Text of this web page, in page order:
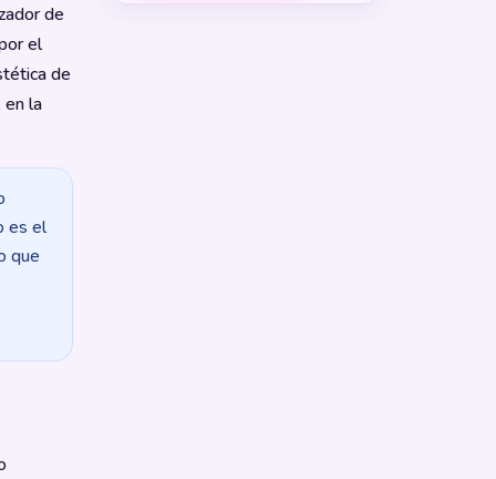
de
el
de
en la
es el
que